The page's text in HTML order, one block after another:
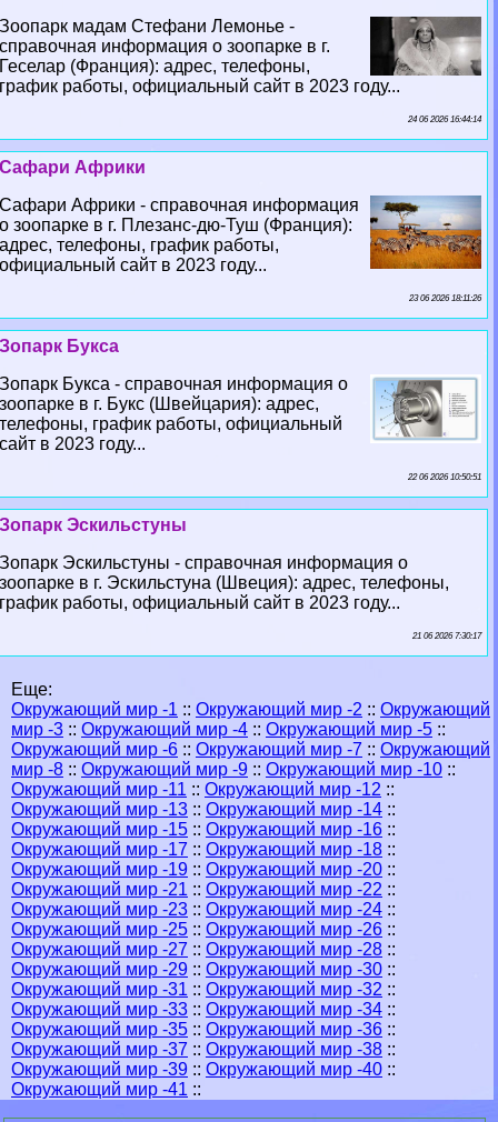
Зоопарк мадам Стефани Лемонье -
справочная информация о зоопарке в г.
Геселар (Франция): адрес, телефоны,
график работы, официальный сайт в 2023 году...
24 06 2026 16:44:14
Сафари Африки
Сафари Африки - справочная информация
о зоопарке в г. Плезанс-дю-Туш (Франция):
адрес, телефоны, график работы,
официальный сайт в 2023 году...
23 06 2026 18:11:26
Зопарк Букса
Зопарк Букса - справочная информация о
зоопарке в г. Букс (Швейцария): адрес,
телефоны, график работы, официальный
сайт в 2023 году...
22 06 2026 10:50:51
Зопарк Эскильстуны
Зопарк Эскильстуны - справочная информация о
зоопарке в г. Эскильстуна (Швеция): адрес, телефоны,
график работы, официальный сайт в 2023 году...
21 06 2026 7:30:17
Еще:
Окружающий мир -1 :: Окружающий мир -2 :: Окружающий
мир -3 :: Окружающий мир -4 :: Окружающий мир -5 ::
Окружающий мир -6 :: Окружающий мир -7 :: Окружающий
мир -8 :: Окружающий мир -9 :: Окружающий мир -10 ::
Окружающий мир -11 :: Окружающий мир -12 ::
Окружающий мир -13 :: Окружающий мир -14 ::
Окружающий мир -15 :: Окружающий мир -16 ::
Окружающий мир -17 :: Окружающий мир -18 ::
Окружающий мир -19 :: Окружающий мир -20 ::
Окружающий мир -21 :: Окружающий мир -22 ::
Окружающий мир -23 :: Окружающий мир -24 ::
Окружающий мир -25 :: Окружающий мир -26 ::
Окружающий мир -27 :: Окружающий мир -28 ::
Окружающий мир -29 :: Окружающий мир -30 ::
Окружающий мир -31 :: Окружающий мир -32 ::
Окружающий мир -33 :: Окружающий мир -34 ::
Окружающий мир -35 :: Окружающий мир -36 ::
Окружающий мир -37 :: Окружающий мир -38 ::
Окружающий мир -39 :: Окружающий мир -40 ::
Окружающий мир -41 ::